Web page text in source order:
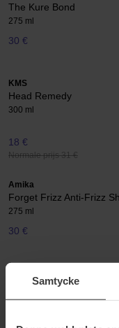
Samtycke
The Kure Bond
275 ml
30 €
KMS
Head Remedy
300 ml
18 €
Normale prijs 31 €
Amika
Forget Frizz Anti-Frizz
275 ml
30 €
Forget Frizz Anti-Frizz
Conditioner